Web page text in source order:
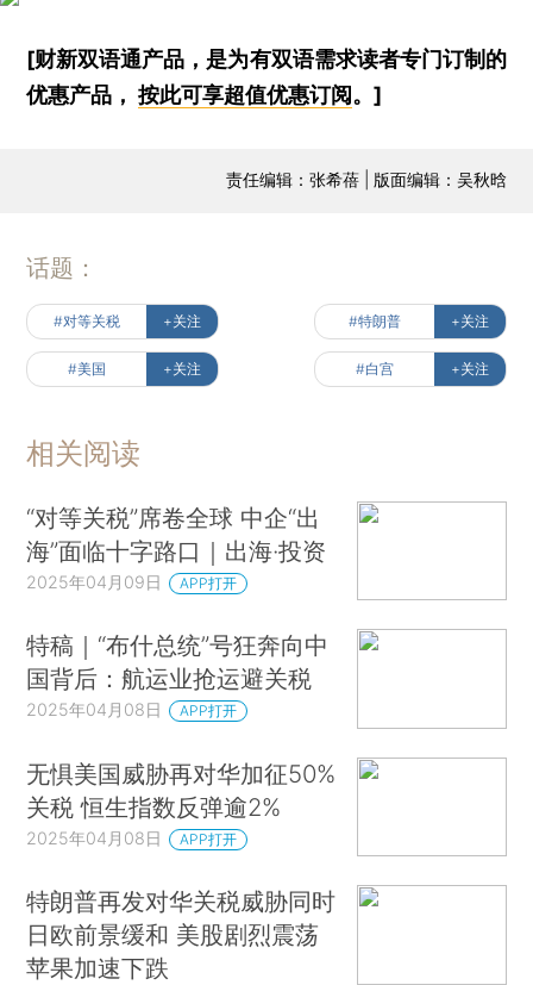
[财新双语通产品，是为有双语需求读者专门订制的
优惠产品，按此可享超值优惠订阅 。]
责任编辑：张希蓓 | 版面编辑：吴秋晗
话题：
#对等关税 +关注 #特朗普 +关注
#美国 +关注 #白宫 +关注
相关阅读
“对等关税”席卷全球 中企“出
海”面临十字路口｜出海·投资
2025年04月09日 APP打开
特稿｜“布什总统”号狂奔向中
国背后：航运业抢运避关税
2025年04月08日 APP打开
无惧美国威胁再对华加征50%
关税 恒生指数反弹逾2%
2025年04月08日 APP打开
特朗普再发对华关税威胁同时
日欧前景缓和 美股剧烈震荡
苹果加速下跌